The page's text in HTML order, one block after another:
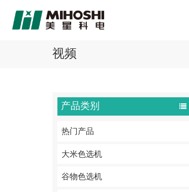
视频
产品类别
热门产品
大米色选机
谷物色选机